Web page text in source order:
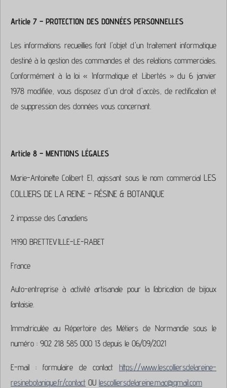
Article 7 – PROTECTION DES DONNÉES PERSONNELLES
Les informations recueillies font l'objet d'un traitement informatique
destiné à la gestion des commandes et des relations commerciales.
Conformément à la loi « Informatique et Libertés » du 6 janvier
1978 modifiée, vous disposez d'un droit d'accès, de rectification et
de suppression des données vous concernant.
Article 8 – MENTIONS LÉGALES
Marie-Antoinette Colibert EI,agissant sous le nom commercial LES
COLLIERS DE LA REINE – RÉSINE & BOTANIQUE
2 impasse des Canadiens
14190 BRETTEVILLE-LE-RABET
France
Auto-entreprise à activité artisanale pour la fabrication de bijoux
fantaisie.
Immatriculée au Répertoire des Métiers de Normandie sous le
numéro : 902 218 585 000 13 depuis le 06/09/2021
E-mail : formulaire de contact https://www.lescolliersdelareine-
resinebotanique.fr/contact OU lescolliersdelareine.mac@gmail.com